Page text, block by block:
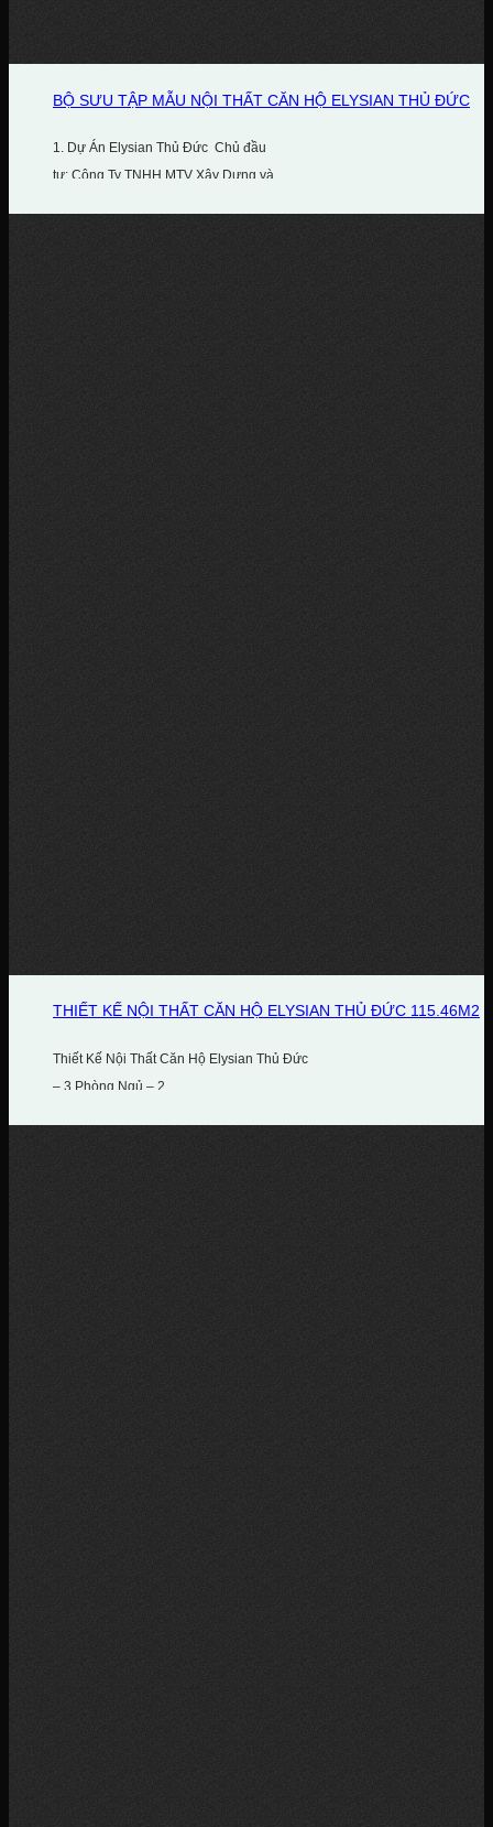
BỘ SƯU TẬP MẪU NỘI THẤT CĂN HỘ ELYSIAN THỦ ĐỨC
1. Dự Án Elysian Thủ Đức Chủ đầu
tư: Công Ty TNHH MTV Xây Dựng và...
THIẾT KẾ NỘI THẤT CĂN HỘ ELYSIAN THỦ ĐỨC 115.46M2
Thiết Kế Nội Thất Căn Hộ Elysian Thủ Đức
– 3 Phòng Ngủ – 2...